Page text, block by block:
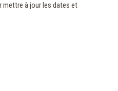
mettre à jour les dates et